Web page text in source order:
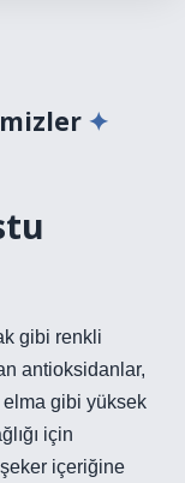
gibi renkli
antioksidanlar,
elma gibi yüksek
için
içeriğine